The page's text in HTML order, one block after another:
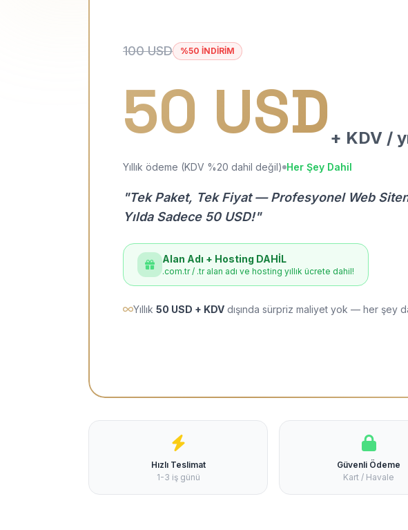
100 USD %50 İNDİRİM
50 USD + KDV /
Yıllık ödeme (KDV %20 dahil değil) Her Şey Dahil
"Tek Paket, Tek Fiyat — Profesyonel Web
Yılda Sadece 50 USD!"
Alan Adı + Hosting DAHİL
.com.tr / .tr alan adı ve hosting yıllık ücrete dahil!
Yıllık 50 USD + KDV dışında sürpriz maliyet yok — her şey
Hızlı Teslimat
1-3 iş günü
Güvenli Ödeme
Kart / Havale